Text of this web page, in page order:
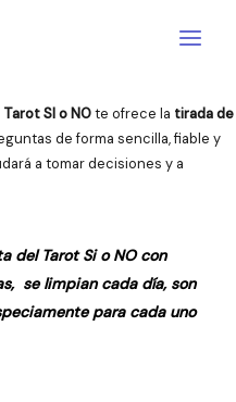
Tarot SI o NOte ofrece la tirada de
de forma sencilla, fiable y
a tomar decisiones y a
del Tarot Si o NO con
se limpian cada día, son
para cada uno